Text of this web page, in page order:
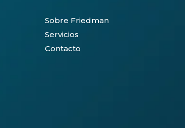
Sobre Friedman
Servicios
Contacto